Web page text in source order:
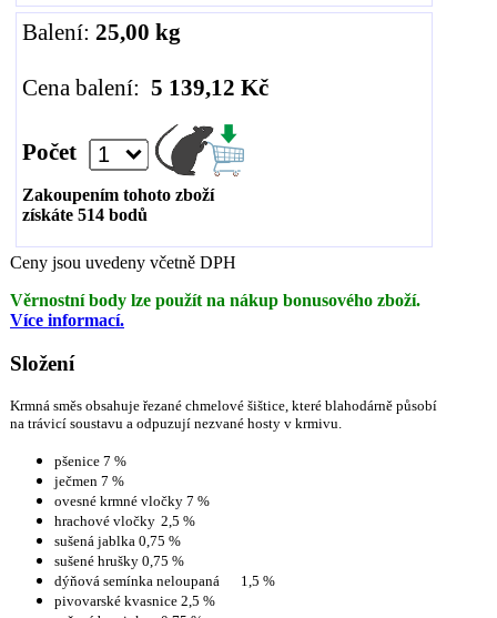
Balení: 25,00 kg
Cena balení: 5 139,12 Kč
Počet
Zakoupením tohoto zboží
získáte 514 bodů
Ceny jsou uvedeny včetně DPH
Věrnostní body lze použít na nákup bonusového zboží.
Více informací.
Složení
Krmná směs obsahuje řezané chmelové šištice, které blahodárně působí
na trávicí soustavu a odpuzují nezvané hosty v krmivu.
pšenice 7 %
ječmen 7 %
ovesné krmné vločky 7 %
hrachové vločky 2,5 %
sušená jablka 0,75 %
sušené hrušky 0,75 %
dýňová semínka neloupaná
1,5 %
pivovarské kvasnice 2,5 %